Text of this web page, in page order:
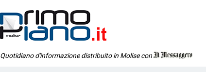
Quotidiano d'informazione distribuito in Molise con